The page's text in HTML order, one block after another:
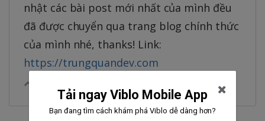
nhật các bài post mới nhất của mình đều
đã được chuyển qua trang blog chính thức
của mình nhé, thanks! Link:
https://trungquandev.com
Tải ngay Viblo Mobile App
Bạn đang tìm cách khám phá Viblo dễ dàng hơn?